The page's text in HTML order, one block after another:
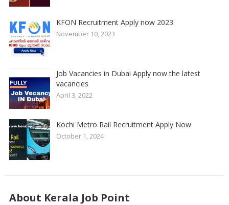
KFON Recruitment Apply now 2023
November 10, 2023
Job Vacancies in Dubai Apply now the latest
vacancies
April 3, 2022
Kochi Metro Rail Recruitment Apply Now
October 1, 2024
About Kerala Job Point